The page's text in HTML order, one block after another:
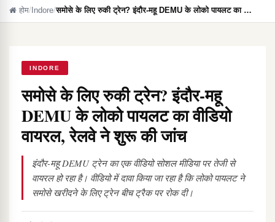
होम/ Indore/समोसे के लिए रुकी ट्रेन? इंदौर-महू DEMU के लोको पायलट का …
INDORE
समोसे के लिए रुकी ट्रेन? इंदौर-महू
DEMU के लोको पायलट का वीडियो
वायरल, रेलवे ने शुरू की जांच
इंदौर-महू DEMU ट्रेन का एक वीडियो सोशल मीडिया पर तेजी से
वायरल हो रहा है। वीडियो में दावा किया जा रहा है कि लोको पायलट ने
समोसे खरीदने के लिए ट्रेन बीच ट्रैक पर रोक दी।